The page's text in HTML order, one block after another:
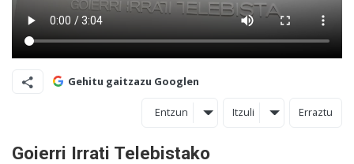
Gehitu gaitzazu Googlen
Entzun Itzuli Erraztu
Goierri Irrati Telebistako